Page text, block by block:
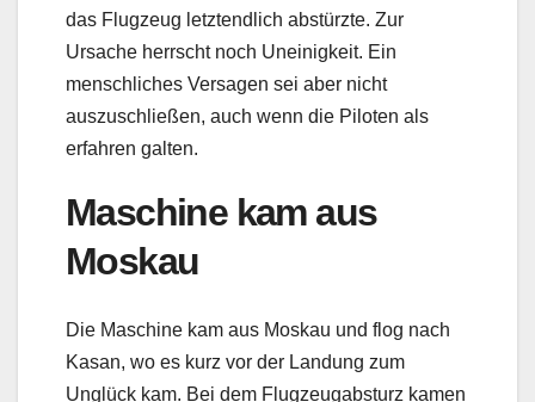
das Flugzeug letztendlich abstürzte. Zur
Ursache herrscht noch Uneinigkeit. Ein
menschliches Versagen sei aber nicht
auszuschließen, auch wenn die Piloten als
erfahren galten.
Maschine kam aus
Moskau
Die Maschine kam aus Moskau und flog nach
Kasan, wo es kurz vor der Landung zum
Unglück kam. Bei dem Flugzeugabsturz kamen